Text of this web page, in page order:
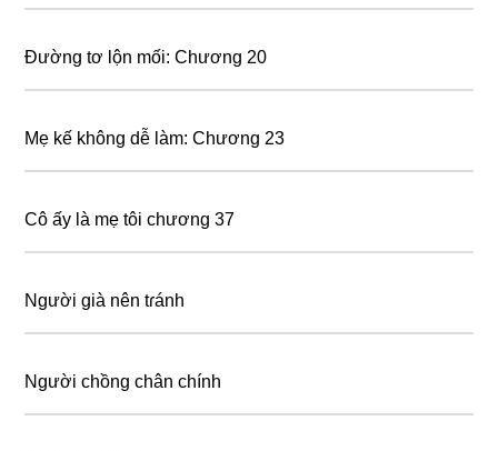
Đường tơ lộn mối: Chương 20
Mẹ kế không dễ làm: Chương 23
Cô ấy là mẹ tôi chương 37
Người già nên tɾánh
Người chồng chân chính